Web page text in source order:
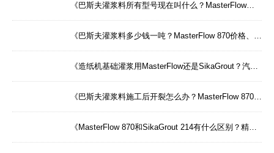
《巴斯夫灌浆料所有型号现在叫什么？MasterFlow→SikaGrout完整更名对照表——广州达高，原巴斯夫25年技术传承》
《巴斯夫灌浆料多少钱一吨？MasterFlow 870价格、供货周期、最小起订量——广州达高，全国现货，双仓直发》
《造纸机基础灌浆用MasterFlow还是SikaGrout？汽轮机、风机、桥梁支座灌浆选型指南——广州达高，国家级工程选型经验》
《巴斯夫灌浆料施工后开裂怎么办？MasterFlow 870施工温度要求？——广州达高，25年现场经验，免费技术指导》
《MasterFlow 870和SikaGrout 214有什么区别？精密设备灌浆用哪个？——广州达高选型指南》